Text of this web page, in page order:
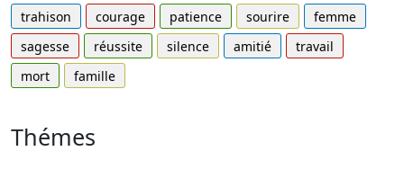
trahison
courage patience sourire
femme
sagesse
réussite silence amitié
travail
mort
famille
Thémes